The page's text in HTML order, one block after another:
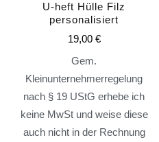
U-heft Hülle Filz
personalisiert
19,00 €
Gem.
Kleinunternehmerregelung
nach § 19 UStG erhebe ich
keine MwSt und weise diese
auch nicht in der Rechnung